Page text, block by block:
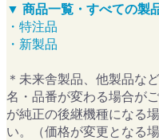
▼ 商品一覧・すべての製
・特注品
・新製品
＊未来舎製品、他製品な
名・品番が変わる場合が
が純正の後継機種になる
い。（価格が変更となる